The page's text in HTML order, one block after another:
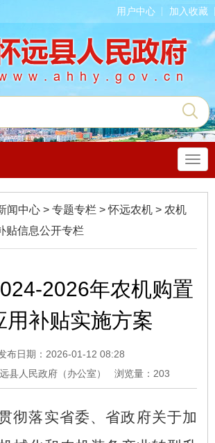
用户中心 加入收藏
导
航
闻中心 > 专题专栏 > 怀远农机 > 农机
贴信息公开专栏
2026年农机购置
用补贴实施方案
布日期：2026-01-12 08:28
县人民政府（办公室）
浏览量： 203
彻落实省委、省政府关于加